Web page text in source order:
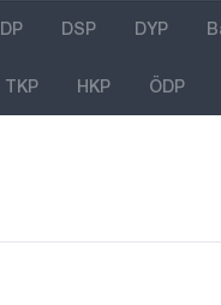
DP DSP DYP
TKP HKP ÖDP